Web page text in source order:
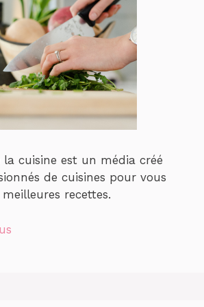
la cuisine est un média créé
de cuisines pour vous
recettes.